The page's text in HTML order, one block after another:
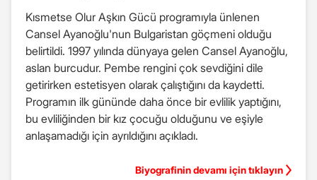
Kısmetse Olur Aşkın Gücü programıyla ünlenen
Cansel Ayanoğlu'nun Bulgaristan göçmeni olduğu
belirtildi. 1997 yılında dünyaya gelen Cansel Ayanoğlu,
aslan burcudur. Pembe rengini çok sevdiğini dile
getirirken estetisyen olarak çalıştığını da kaydetti.
Programın ilk gününde daha önce bir evlilik yaptığını,
bu evliliğinden bir kız çocuğu olduğunu ve eşiyle
anlaşamadığı için ayrıldığını açıkladı.
Biyografinin devamı için tıklayın